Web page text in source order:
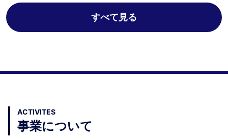
すべて見る
ACTIVITES
事業について